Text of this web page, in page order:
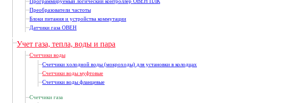
Программируемый логический контроллер ОВЕН ПЛК
Преобразователи частоты
Блоки питания и устройства коммутации
Датчики газа ОВЕН
Учет газа, тепла, воды и пара
Счетчики воды
Счетчики холодной воды (мокроходы) для установки в колодцах
Счетчики воды муфтовые
Счетчики воды фланцевые
Счетчики газа